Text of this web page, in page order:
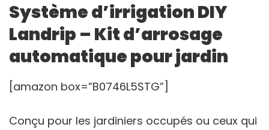
Système d’irrigation DIY
Landrip – Kit d’arrosage
automatique pour jardin
[amazon box=”B0746L5STG”]
Conçu pour les jardiniers occupés ou ceux qui